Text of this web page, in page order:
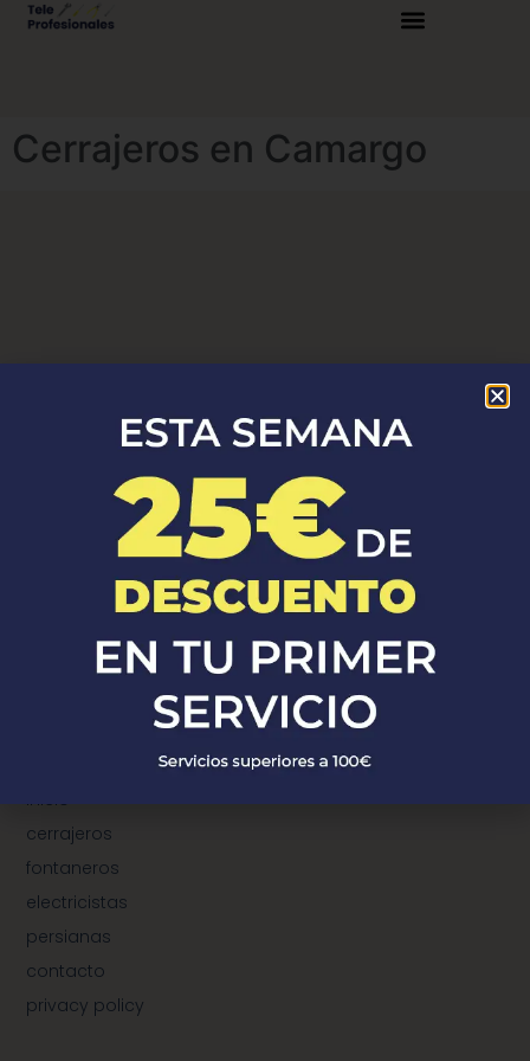
Cerrajeros en Camargo
TeleProfersionales
inicio
cerrajeros
fontaneros
electricistas
persianas
contacto
privacy policy
¿Donde Estamos?
¿dónde estamos?
municipios de cerrajeros
municipios de fontaneros
municipios de electricistas
municipios de instalación de persianas